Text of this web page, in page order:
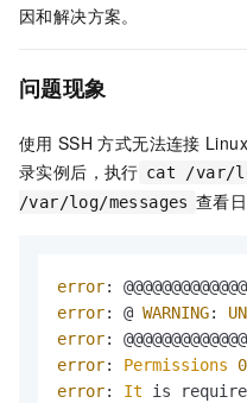
因和解决方案。
问题现象
使用 SSH 方式无法连接 Linux
录实例后，执行 cat /var/
/var/log/messages 查看
error
error: @ WARNING:
error
error: Permissions
error: It is